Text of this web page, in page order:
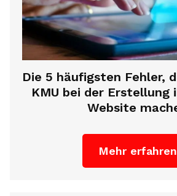
Die 5 häufigsten Fehler,
KMU bei der Erstellung
Website
Mehr erfahren